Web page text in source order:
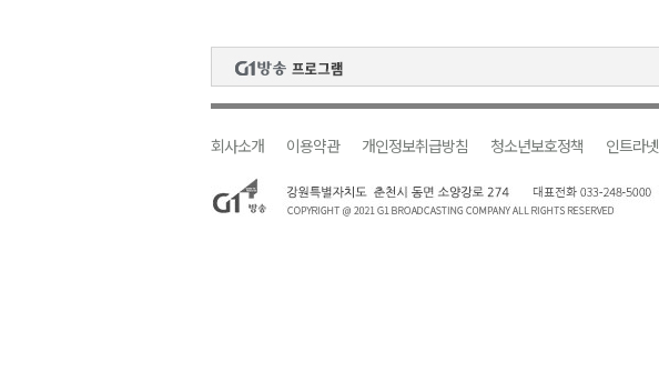
동해시, '해군1함대로' 명예도로 4.1km 지정
회사소개 이용약관 개인정보취급방침 청소년보호정책 인트라넷